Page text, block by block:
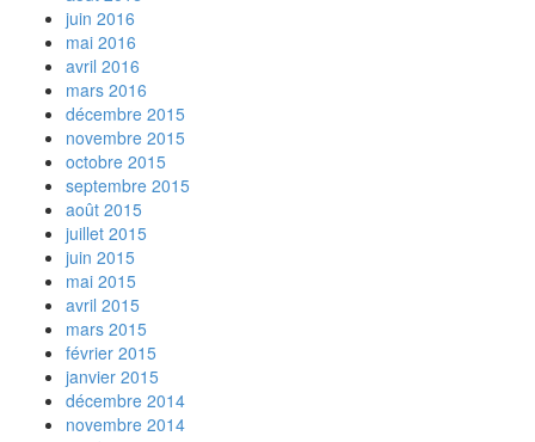
juin 2016
mai 2016
avril 2016
mars 2016
décembre 2015
novembre 2015
octobre 2015
septembre 2015
août 2015
juillet 2015
juin 2015
mai 2015
avril 2015
mars 2015
février 2015
janvier 2015
décembre 2014
novembre 2014